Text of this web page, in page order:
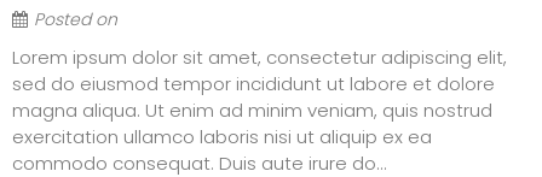
Posted on
Lorem ipsum dolor sit amet, consectetur adipiscing elit,
sed do eiusmod tempor incididunt ut labore et dolore
magna aliqua. Ut enim ad minim veniam, quis nostrud
exercitation ullamco laboris nisi ut aliquip ex ea
commodo consequat. Duis aute irure do...